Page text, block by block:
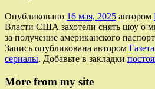
Опубликовано 16 мая, 2025 автором
Власти США захотели снять шоу о
за получение американского
Запись опубликована автором
сериалы. Добавьте в закладки
More from my site